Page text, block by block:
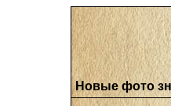
Новые фото